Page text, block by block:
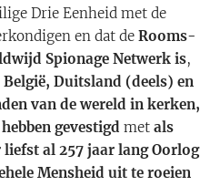
Drie Eenheid met de
en dat de Rooms-
Spionage Netwerk is,
Duitsland (deels) en
van de wereld in kerken,
gevestigd met als
al 257 jaar lang Oorlog
Mensheid uit te roeien